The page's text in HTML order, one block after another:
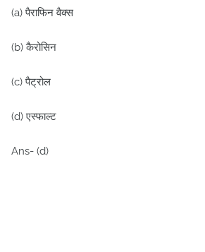
(a) पैराफिन वैक्स
(b) कैरोसिन
(c) पैट्रोल
(d) एस्फाल्ट
Ans- (d)